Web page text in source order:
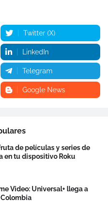
Twitter (X)
LinkedIn
Telegram
Google News
de películas y series de
en tu dispositivo Roku
Video: Universal+ llega a
Colombia